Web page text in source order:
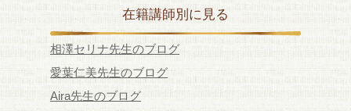
在籍講師別に見る
相澤セリナ先生のブログ
愛葉仁美先生のブログ
Aira先生のブログ